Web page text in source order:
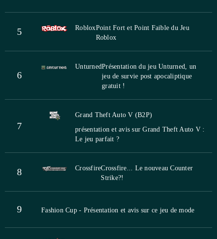
5 RobloxPoint Fort et Point Faible du Jeu
Roblox
6
UnturnedPrésentation du jeu Unturned, un
jeu de survie post apocaliptique
gratuit !
7
Grand Theft Auto V (B2P)
présentation et avis sur Grand Theft Auto V :
Le jeu parfait ?
8 CrossfireCrossfire... Le nouveau Counter
Strike?!
9 Fashion Cup - Présentation et avis sur ce jeu de mode